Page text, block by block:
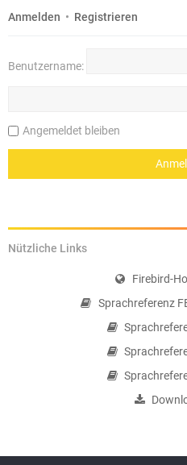
Anmelden • Registrieren
Benutzername:
Angemeldet bleiben
Nützliche Links
Firebird-
Sprachreferenz